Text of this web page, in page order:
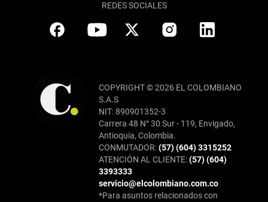
REDES SOCIALES
COPYRIGHT © 2026 EL COLOMBIANO
S.A.S
NIT: 890901352-3
Carrera 48 N° 30 Sur - 119, Envigado,
Antioquia, Colombia.
CONMUTADOR:(57) (604) 3315252
ATENCIÓN AL CLIENTE:(57) (604)
3393333
servicio@elcolombiano.com.co
*Para asuntos relacionados con